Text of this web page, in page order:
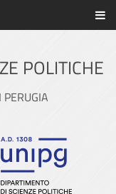
POLITICHE
PERUGIA